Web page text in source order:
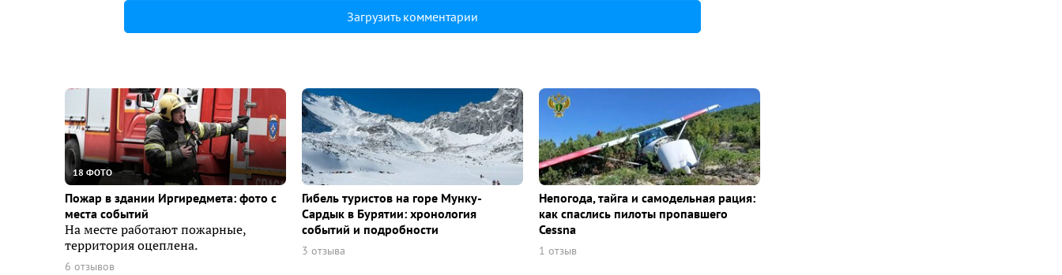
Загрузить комментарии
18 ФОТО
Пожар в здании Иргиредмета: фото с
места событий
На месте работают пожарные,
территория оцеплена.
6 отзывов
Гибель туристов на горе Мунку-
Сардык в Бурятии: хронология
событий и подробности
3 отзыва
Непогода, тайга и самодельная рация:
как спаслись пилоты пропавшего
Cessna
1 отзыв